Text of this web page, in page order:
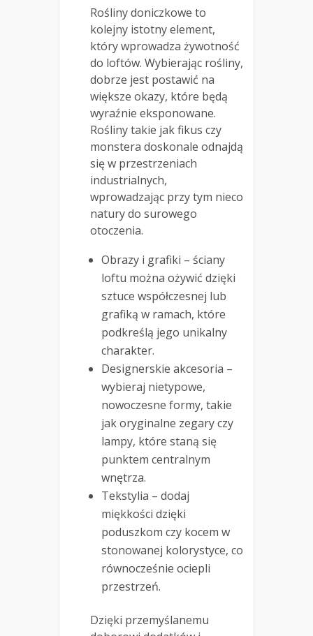
Rośliny doniczkowe to
kolejny istotny element,
który wprowadza żywotność
do loftów. Wybierając rośliny,
dobrze jest postawić na
większe okazy, które będą
wyraźnie eksponowane.
Rośliny takie jak fikus czy
monstera doskonale odnajdą
się w przestrzeniach
industrialnych,
wprowadzając przy tym nieco
natury do surowego
otoczenia.
Obrazy i grafiki – ściany
loftu można ożywić dzięki
sztuce współczesnej lub
grafiką w ramach, które
podkreślą jego unikalny
charakter.
Designerskie akcesoria –
wybieraj nietypowe,
nowoczesne formy, takie
jak oryginalne zegary czy
lampy, które staną się
punktem centralnym
wnętrza.
Tekstylia – dodaj
miękkości dzięki
poduszkom czy kocem w
stonowanej kolorystyce, co
równocześnie ociepli
przestrzeń.
Dzięki przemyślanemu